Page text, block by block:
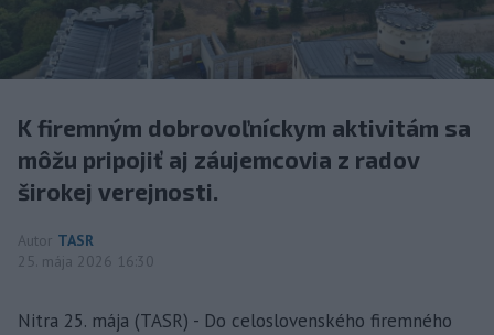
K firemným dobrovoľníckym aktivitám sa
môžu pripojiť aj záujemcovia z radov
širokej verejnosti.
Autor TASR
25. mája 2026 16:30
Nitra 25. mája (TASR) - Do celoslovenského firemného